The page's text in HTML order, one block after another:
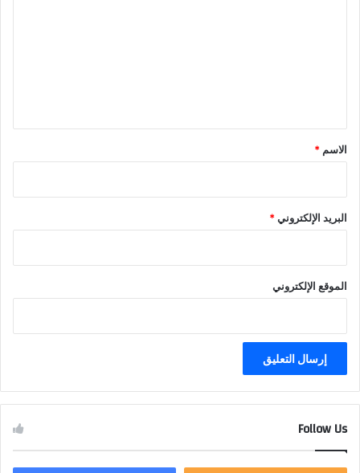
*
الاسم *
البريد الإلكتروني*
الموقع الإلكتروني
Follow Us